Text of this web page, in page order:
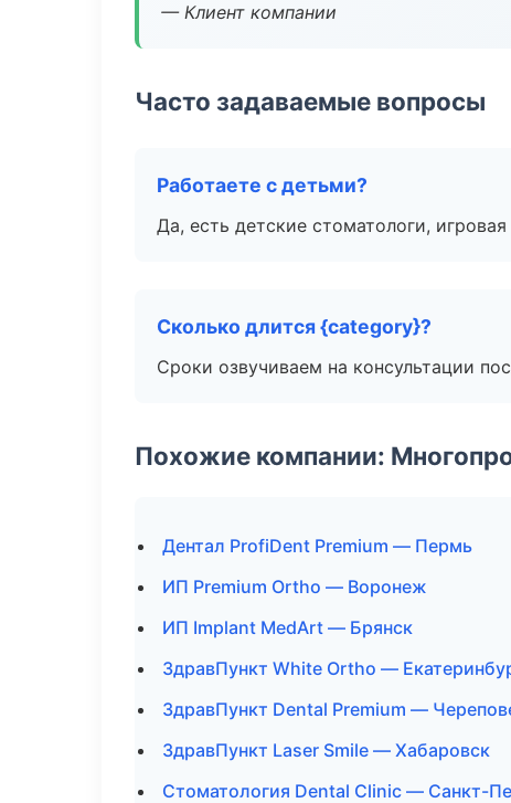
— Клиент компании
Часто задаваемые вопросы
Работаете с детьми?
Да, есть детские стоматологи,
Сколько длится {category}?
Сроки озвучиваем на консультации
Похожие компании:
Дентал ProfiDent Premium — Пермь
ИП Premium Ortho — Воронеж
ИП Implant MedArt — Брянск
ЗдравПункт White Ortho —
ЗдравПункт Dental Premium —
ЗдравПункт Laser Smile — Хабаровск
Стоматология Dental Clinic — Санкт-